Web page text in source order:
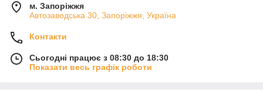
м. Запоріжжя
Автозаводська 30, Запоріжжя, Україна
Контакти
Сьогодні працює з 08:30 до 18:30
Показати весь графік роботи